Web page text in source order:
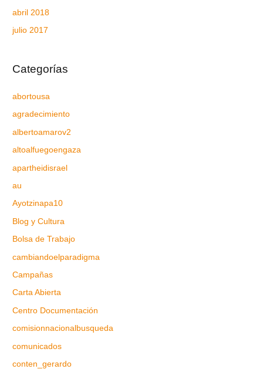
abril 2018
julio 2017
Categorías
abortousa
agradecimiento
albertoamarov2
altoalfuegoengaza
apartheidisrael
au
Ayotzinapa10
Blog y Cultura
Bolsa de Trabajo
cambiandoelparadigma
Campañas
Carta Abierta
Centro Documentación
comisionnacionalbusqueda
comunicados
conten_gerardo